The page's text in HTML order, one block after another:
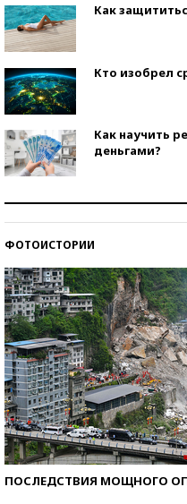
Как
Кто изобрел
Как научить
деньгами?
ФОТОИСТОРИИ
ПОСЛЕДСТВИЯ МОЩНОГО